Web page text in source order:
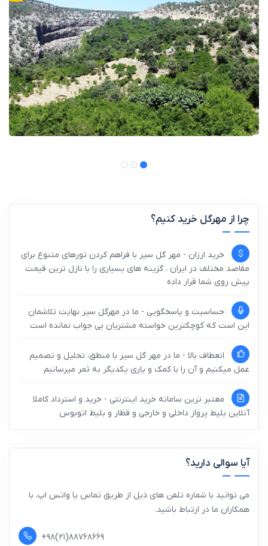
چرا از مهرگل خرید کنیم؟
خرید ارزان - مهر گل سیر با فراهم کردن تورهای متنوع برای
مقاصد مختلف در ایران ، گزینه های بسیاری را با نازل ترین قیمت
پیش روی شما قرار داده
حساسیت و پاسخگویی - ما در مهرگل سیر نهایت تلاشمان
این است که کوچکترین خواسته مشتریان بی جواب نمانده است
انعطاف بالا - ما در مهر گل سیر با منطق، تحلیل و تصمیم
عمل میکنیم و آن را با کمک و یاری یکدیگر به ثمر میرسانیم
معتبر ترین سامانه خرید اینترنتی - خرید و استرداد کاملا
آنلاین بلیط پرواز داخلی و خارجی و قطار و بلیط اتوبوس
آیا سوالی دارید؟
می توانید با شماره تلفن های ذیل از طریق تماس یا واتس اپ، با
همکاران ما در ارتباط باشید.
+۹۸(۲۱)۸۸۷۶۸۶۶۹